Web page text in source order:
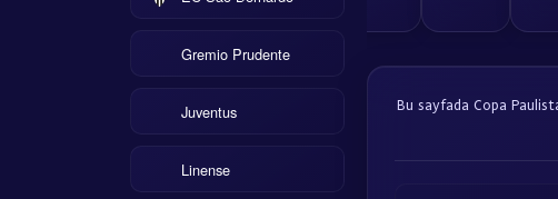
Gremio Prudente
Juventus
Linense
Bu sayfada Copa